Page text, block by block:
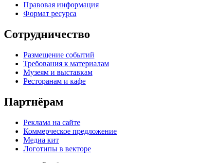
Правовая информация
Формат ресурса
Сотрудничество
Размещение событий
Требования к материалам
Музеям и выставкам
Ресторанам и кафе
Партнёрам
Реклама на сайте
Коммерческое предложение
Медиа кит
Логотипы в векторе